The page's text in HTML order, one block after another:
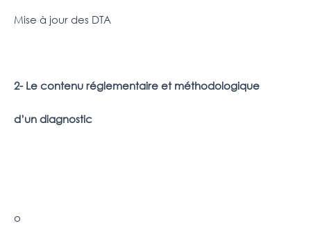
Mise à jour des DTA
2- Le contenu réglementaire et méthodologique
d’un diagnostic
o